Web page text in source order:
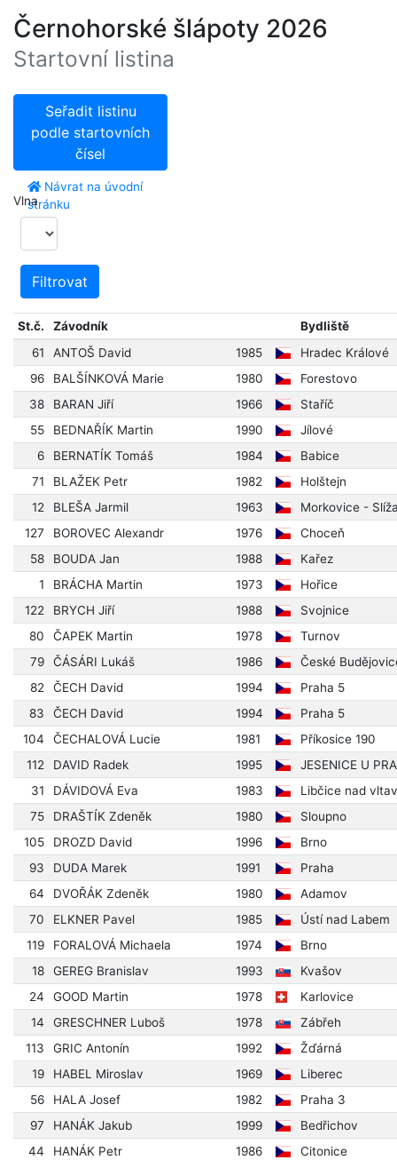
Černohorské šlápoty 2026
Startovní listina
Seřadit listinu
podle startovních
čísel
Návrat na úvodní
stránku
Vlna
Filtrovat
St.č. Závodník
Bydliště
61
ANTOŠ David 1985
Hradec Králové
96
BALŠÍNKOVÁ Marie 1980
Forestovo
38
BARAN Jiří 1966
Staříč
55
BEDNAŘÍK Martin 1990
Jílové
6
BERNATÍK Tomáš 1984
Babice
71
BLAŽEK Petr 1982
Holštejn
12
BLEŠA Jarmil 1963
Morkovice -
127
BOROVEC Alexandr 1976
Choceň
58
BOUDA Jan 1988
Kařez
1
BRÁCHA Martin 1973
Hořice
122
BRYCH Jiří 1988
Svojnice
80
ČAPEK Martin 1978
Turnov
79
ČÁSÁRI Lukáš 1986
České
82
ČECH David 1994
Praha 5
83
ČECH David 1994
Praha 5
104
ČECHALOVÁ Lucie 1981
Příkosice 190
112
DAVID Radek 1995
JESENICE U
31
DÁVIDOVÁ Eva 1983
Libčice nad
75
DRAŠTÍK Zdeněk 1980
Sloupno
105
DROZD David 1996
Brno
93
DUDA Marek 1991
Praha
64
DVOŘÁK Zdeněk 1980
Adamov
70
ELKNER Pavel 1985
Ústí nad Labem
119
FORALOVÁ Michaela 1974
Brno
18
GEREG Branislav 1993
Kvašov
24
GOOD Martin 1978
Karlovice
14
GRESCHNER Luboš 1978
Zábřeh
113
GRIC Antonín 1992
Žďárná
19
HABEL Miroslav 1969
Liberec
56
HALA Josef 1982
Praha 3
97
HANÁK Jakub 1999
Bedřichov
44
HANÁK Petr 1986
Citonice